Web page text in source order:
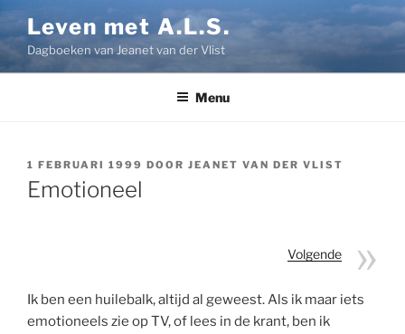
Ga
naar
de
inhoud
Leven met A.L.S.
Dagboeken van Jeanet van der Vlist
Menu
GEPLAATST
OP
1 FEBRUARI 1999 DOOR JEANET VAN DER VLIST
Emotioneel
Volgende
Ik ben een huilebalk, altijd al geweest. Als ik maar iets
emotioneels zie op TV, of lees in de krant, ben ik